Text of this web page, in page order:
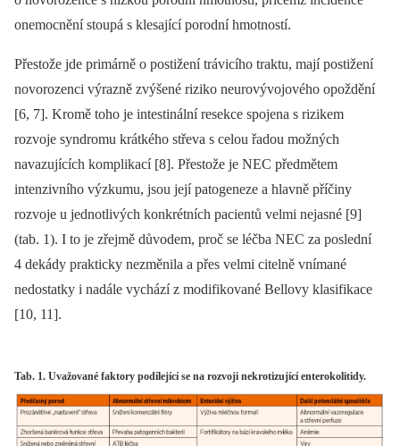
onemocnění stoupá s klesající porodní hmotností.
Přestože jde primárně o postižení trávicího traktu, mají postižení
novorozenci výrazně zvýšené riziko neurovývojového opoždění
[6, 7]. Kromě toho je intestinální resekce spojena s rizikem
rozvoje syndromu krátkého střeva s celou řadou možných
navazujících komplikací [8]. Přestože je NEC předmětem
intenzivního výzkumu, jsou její patogeneze a hlavně příčiny
rozvoje u jednotlivých konkrétních pacientů velmi nejasné [9]
(tab. 1). I to je zřejmě důvodem, proč se léčba NEC za poslední
4 dekády prakticky nezměnila a přes velmi citelně vnímané
nedostatky i nadále vychází z modifikované Bellovy klasifikace
[10, 11].
Tab. 1. Uvažované faktory podílející se na rozvoji nekrotizující enterokolitidy.